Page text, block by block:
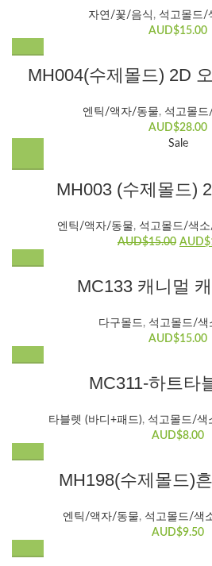
자연/꽃/음식 , 석고몰드/
AUD$15.00
MH004(수제몰드) 2D
엔틱/액자/동물, 석고몰드
AUD$28.00
Sale
MH003 (수제몰드)
엔틱/액자/동물, 석고몰드/색소
AUD$15.00 원
격:
AUD$
MC133 캐니멀
다구몰드, 석고몰드/색
AUD$15.00
MC311-하트타
타블렛 (바디+패드)​, 석고몰드/색
AUD$8.00
MH198(수제몰드)
엔틱/액자/동물, 석고몰드/색
AUD$9.50